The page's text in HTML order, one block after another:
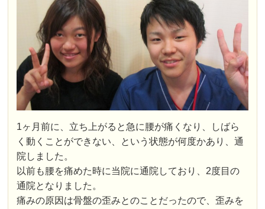
1ヶ月前に、立ち上がると急に腰が痛くなり、しばら
く動くことができない、という状態が何度かあり、通
院しました。
以前も腰を痛めた時に当院に通院しており、2度目の
通院となりました。
痛みの原因は骨盤の歪みとのことだったので、歪みを